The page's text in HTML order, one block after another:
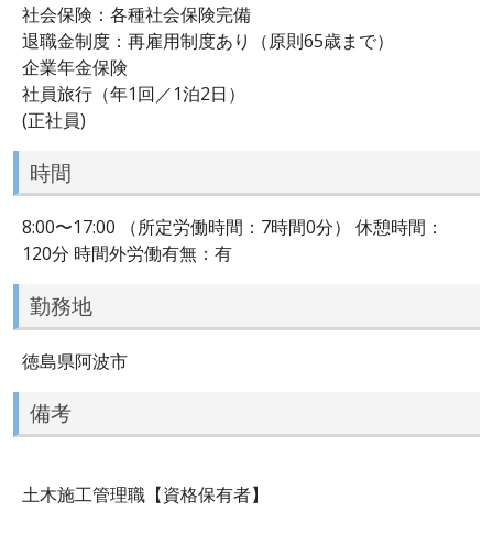
社会保険：各種社会保険完備
退職金制度：再雇用制度あり（原則65歳まで）
企業年金保険
社員旅行（年1回／1泊2日）
(正社員)
時間
8:00〜17:00 （所定労働時間：7時間0分） 休憩時間：
120分 時間外労働有無：有
勤務地
徳島県阿波市
備考
土木施工管理職【資格保有者】